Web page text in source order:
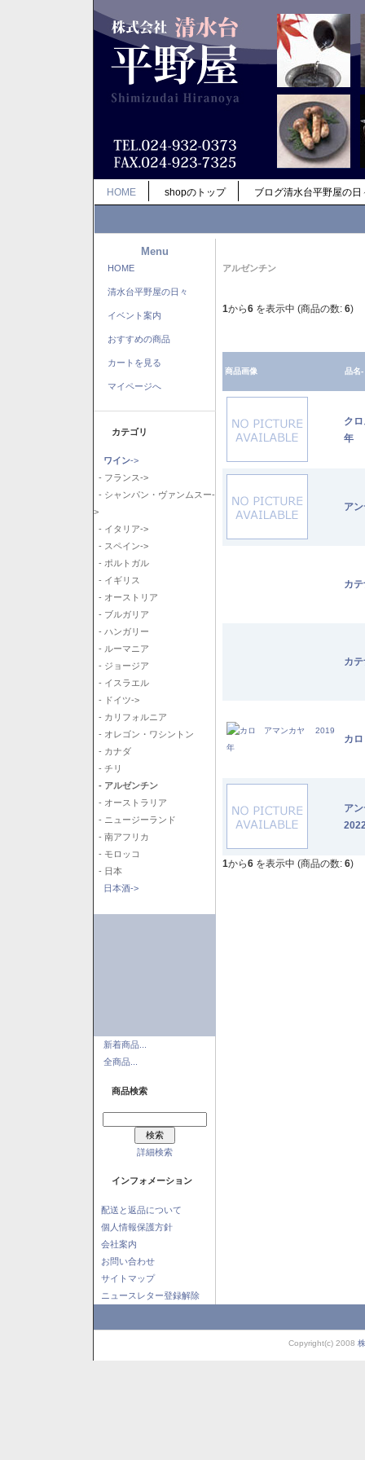
HOME shopのトップ ブログ清水台平野屋の日
Menu
HOME
清水台平野屋の日々
イベント案内
おすすめの商品
カートを見る
マイページへ
カテゴリ
ワイン->
- フランス->
- シャンパン・ヴァンムスー-
>
- イタリア->
- スペイン->
- ポルトガル
- イギリス
- オーストリア
- ブルガリア
- ハンガリー
- ルーマニア
- ジョージア
- イスラエル
- ドイツ->
- カリフォルニア
- オレゴン・ワシントン
- カナダ
- チリ
- アルゼンチン
- オーストラリア
- ニュージーランド
- 南アフリカ
- モロッコ
- 日本
日本酒->
新着商品...
全商品...
商品検索
詳細検索
インフォメーション
配送と返品について
個人情報保護方針
会社案内
お問い合わせ
サイトマップ
ニュースレター登録解除
アルゼンチン
1から6 を表示中 (商品の数: 6)
商品画像 品名-
ク
年
ア
カ
カ
カ
ア
1から6 を表示中 (商品の数: 6)
Copyright(c) 2008